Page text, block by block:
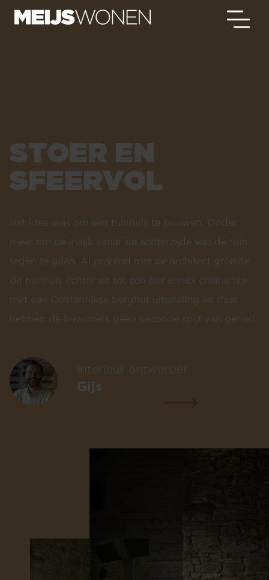
STOER EN
SFEERVOL
Het idee was om een tuinhuis te bouwen. Onder
meer om de inkijk vanaf de achterzijde van de tuin
tegen te gaan. Al pratend met de architect groeide
dit tuinhuis echter uit tot een bar annex chillruimte
met een Oostenrijkse berghut uitstraling en daar
hebben de bewoners geen seconde spijt van gehad.
Interieur ontwerper
Gijs